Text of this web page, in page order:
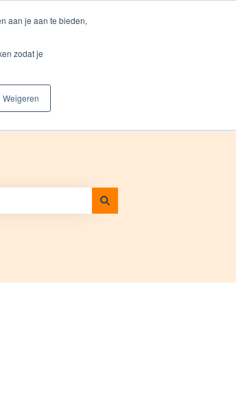
aan je aan te bieden,
zodat je
Weigeren
Blog